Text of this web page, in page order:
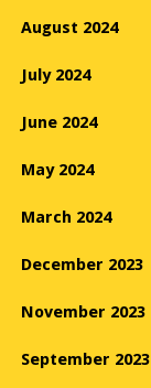
August 2024
July 2024
June 2024
May 2024
March 2024
December 2023
November 2023
September 2023